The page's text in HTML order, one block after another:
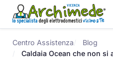
Centro Assistenza
Blog
Caldaia Ocean che non si